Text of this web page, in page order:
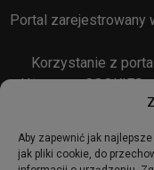
Aby zapewnić jak
jak pliki cookie, do
Portal zarejestrowany
Korzystanie z
Używamy